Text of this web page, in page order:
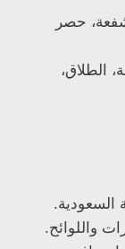
حصر
الطلاق،
السعودية.
واللوائح.